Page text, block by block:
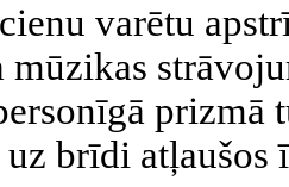
varētu
mūzikas
prizmā
brīdi atļaušos